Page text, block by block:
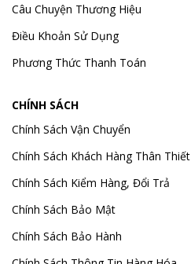
Câu Chuyện Thương Hiệu
Điều Khoản Sử Dụng
Phương Thức Thanh Toán
CHÍNH SÁCH
Chính Sách Vận Chuyển
Chính Sách Khách Hàng Thân Thiết
Chính Sách Kiểm Hàng, Đổi Trả
Chính Sách Bảo Mật
Chính Sách Bảo Hành